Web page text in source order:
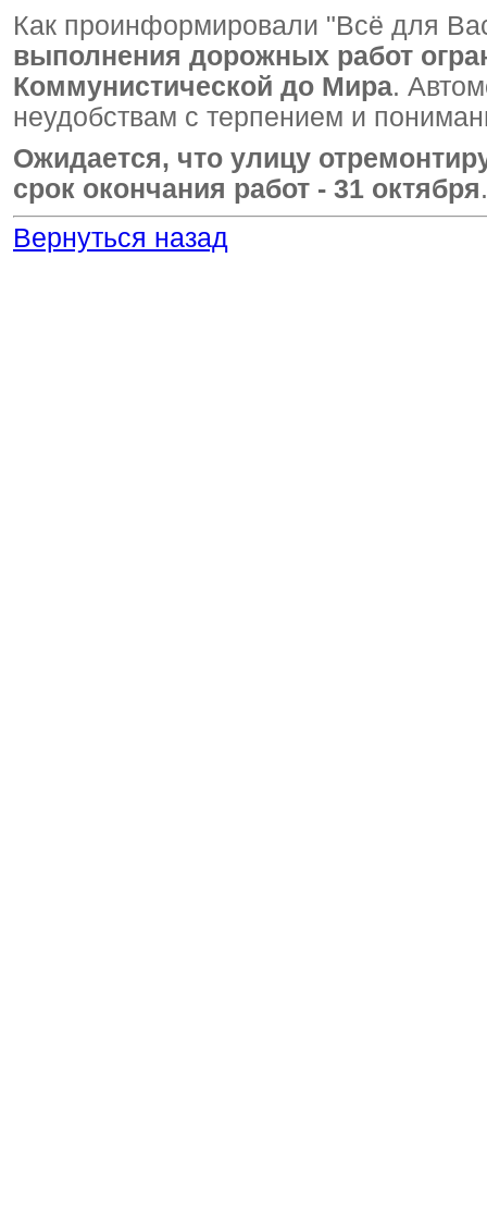
Как проинформировали "Всё для
выполнения дорожных работ
Коммунистической до Мира.
неудобствам с терпением и
Ожидается, что улицу
срок окончания работ - 31 октября.
Вернуться назад